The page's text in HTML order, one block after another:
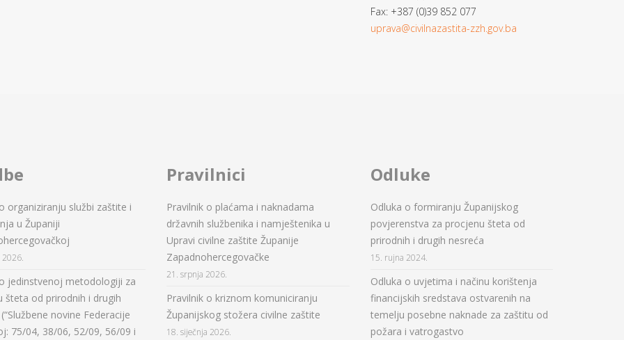
Fax: +387 (0)39 852 077
uprava@civilnazastita-zzh.gov.ba
organiziranju službi zaštite i
u Županiji
2026.
jedinstvenoj metodologiji za
šteta od prirodnih i drugih
novine Federacije
75/04, 38/06, 52/09, 56/09 i
Pravilnici
Pravilnik o plaćama i naknadama
državnih službenika i namještenika u
Upravi civilne zaštite Županije
Zapadnohercegovačke
21. srpnja 2026.
Pravilnik o kriznom komuniciranju
Županijskog stožera civilne zaštite
18. siječnja 2026.
Odluke
Odluka o formiranju Županijskog
povjerenstva za procjenu šteta od
prirodnih i drugih nesreća
15. rujna 2024.
Odluka o uvjetima i načinu korištenja
financijskih sredstava ostvarenih na
temelju posebne naknade za zaštitu od
požara i vatrogastvo